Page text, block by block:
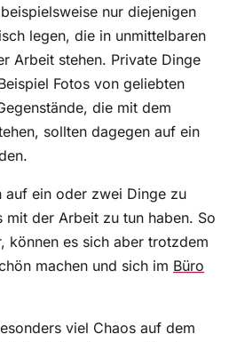
nur diejenigen
legen, die in unmittelbaren
Arbeit stehen. Private Dinge
Fotos von geliebten
die mit dem
sollten dagegen auf ein
auf ein oder zwei Dinge zu
mit der Arbeit zu tun haben. So
können es sich aber trotzdem
machen und sich im Büro
viel Chaos auf dem